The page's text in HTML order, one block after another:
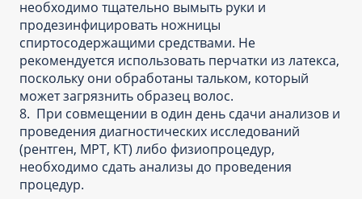
необходимо тщательно вымыть руки и
продезинфицировать ножницы
спиртосодержащими средствами. Не
рекомендуется использовать перчатки из латекса,
поскольку они обработаны тальком, который
может загрязнить образец волос.
8. При совмещении в один день сдачи анализов и
проведения диагностических исследований
(рентген, МРТ, КТ) либо физиопроцедур,
необходимо сдать анализы до проведения
процедур.